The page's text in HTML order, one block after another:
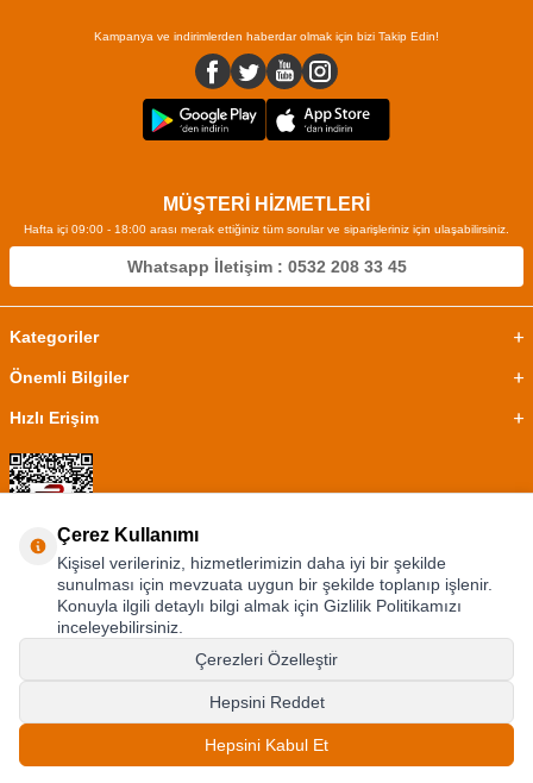
Kampanya ve indirimlerden haberdar olmak için bizi Takip Edin!
MÜŞTERİ HİZMETLERİ
Hafta içi 09:00 - 18:00 arası merak ettiğiniz tüm sorular ve siparişleriniz için ulaşabilirsiniz.
Whatsapp İletişim : 0532 208 33 45
Kategoriler
Önemli Bilgiler
Hızlı Erişim
©2024 Tüm Hakkı Saklıdır.Ephesus Dükkan
Çerez Kullanımı
Kişisel verileriniz, hizmetlerimizin daha iyi bir şekilde
sunulması için mevzuata uygun bir şekilde toplanıp işlenir.
Konuyla ilgili detaylı bilgi almak için Gizlilik Politikamızı
inceleyebilirsiniz.
Çerezleri Özelleştir
Hepsini Reddet
Hepsini Kabul Et